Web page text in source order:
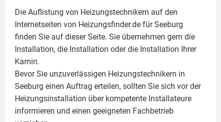
Die Auflistung von Heizungstechnikern auf den
Internetseiten von Heizungsfinder.de für Seeburg
finden Sie auf dieser Seite. Sie übernehmen gern die
Installation, die Installation oder die Installation Ihrer
Kamin.
Bevor Sie unzuverlässigen Heizungstechnikern in
Seeburg einen Auftrag erteilen, sollten Sie sich vor der
Heizungsinstallation über kompetente Installateure
informieren und einen geeigneten Fachbetrieb